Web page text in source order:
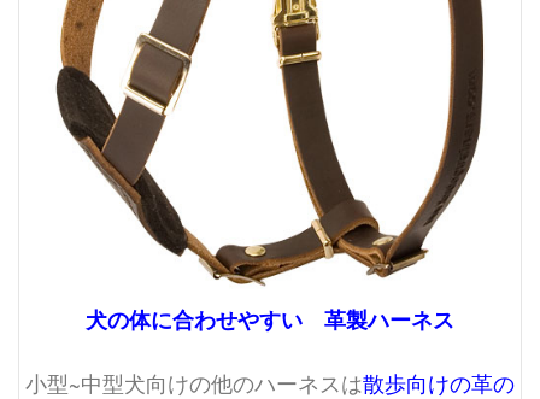
犬の体に合わせやすい 革製ハーネス
小型~中型犬向けの他のハーネスは散歩向けの革の